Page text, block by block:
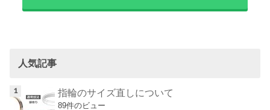
人気記事
指輪のサイズ直しについて
89件のビュー